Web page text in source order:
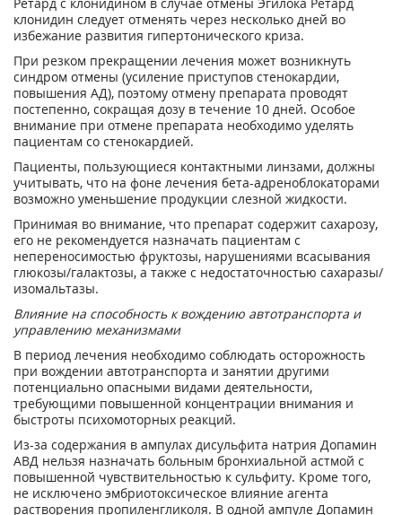
клонидин следует отменять через несколько дней во
избежание развития гипертонического криза.
При резком прекращении лечения может возникнуть
синдром отмены (усиление приступов стенокардии,
повышения АД), поэтому отмену препарата проводят
постепенно, сокращая дозу в течение 10 дней. Особое
внимание при отмене препарата необходимо уделять
пациентам со стенокардией.
Пациенты, пользующиеся контактными линзами, должны
учитывать, что на фоне лечения бета-адреноблокаторами
возможно уменьшение продукции слезной жидкости.
Принимая во внимание, что препарат содержит сахарозу,
его не рекомендуется назначать пациентам с
непереносимостью фруктозы, нарушениями всасывания
глюкозы/галактозы, а также с недостаточностью сахаразы/
изомальтазы.
Влияние на способность к вождению автотранспорта и
управлению механизмами
В период лечения необходимо соблюдать осторожность
при вождении автотранспорта и занятии другими
потенциально опасными видами деятельности,
требующими повышенной концентрации внимания и
быстроты психомоторных реакций.
Из-за содержания в ампулах дисульфита натрия Допамин
АВД нельзя назначать больным бронхиальной астмой с
повышенной чувствительностью к сульфиту. Кроме того,
не исключено эмбриотоксическое влияние агента
растворения пропиленгликоля. В одной ампуле Допамин